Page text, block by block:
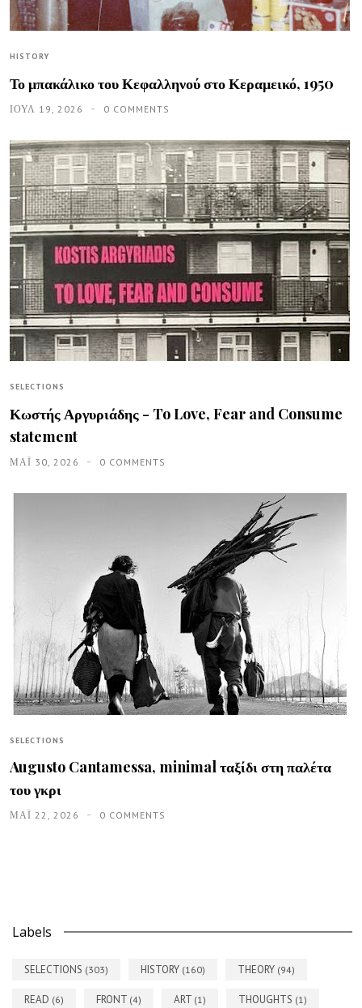
HISTORY
Το μπακάλικο του Κεφαλληνού στο Κεραμεικό, 1950
ΙΟΥΛ 19, 2026 0 COMMENTS
SELECTIONS
Κωστής Αργυριάδης - To Love, Fear and Consume
statement
ΜΑΪ́ 30, 2026 0 COMMENTS
SELECTIONS
Augusto Cantamessa, minimal ταξίδι στη παλέτα
του γκρι
ΜΑΪ́ 22, 2026 0 COMMENTS
Labels
SELECTIONS (303) HISTORY (160) THEORY (94)
READ (6) FRONT (4) ART (1) THOUGHTS (1)